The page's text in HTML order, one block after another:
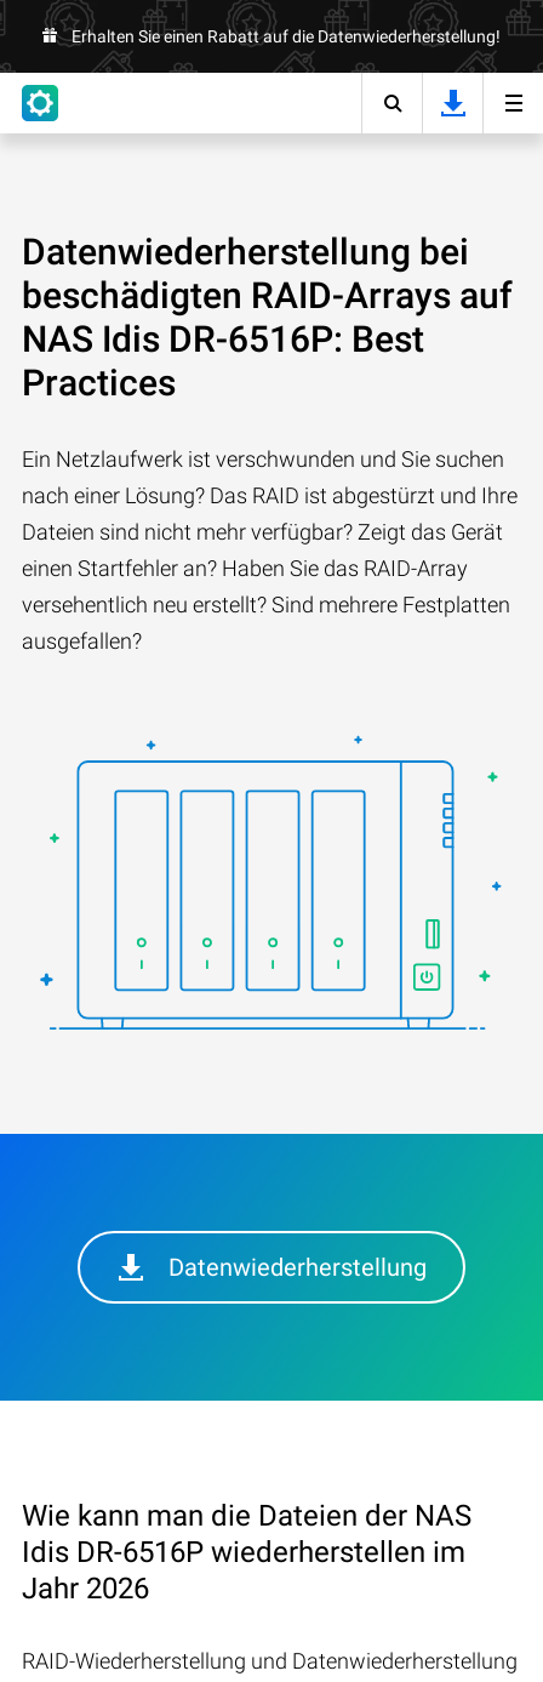
Erhalten Sie einen Rabatt auf die Datenwiederherstellung!
Datenwiederherstellung bei
beschädigten RAID-Arrays auf
NAS Idis DR-6516P: Best
Practices
Ein Netzlaufwerk ist verschwunden und Sie suchen
nach einer Lösung? Das RAID ist abgestürzt und Ihre
Dateien sind nicht mehr verfügbar? Zeigt das Gerät
einen Startfehler an? Haben Sie das RAID-Array
versehentlich neu erstellt? Sind mehrere Festplatten
ausgefallen?
Datenwiederherstellung
Wie kann man die Dateien der NAS
Idis DR-6516P wiederherstellen im
Jahr 2026
RAID-Wiederherstellung und Datenwiederherstellung